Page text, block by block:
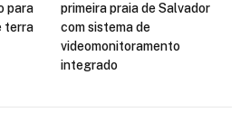
para
terra
primeira praia de Salvador
com sistema de
videomonitoramento
integrado